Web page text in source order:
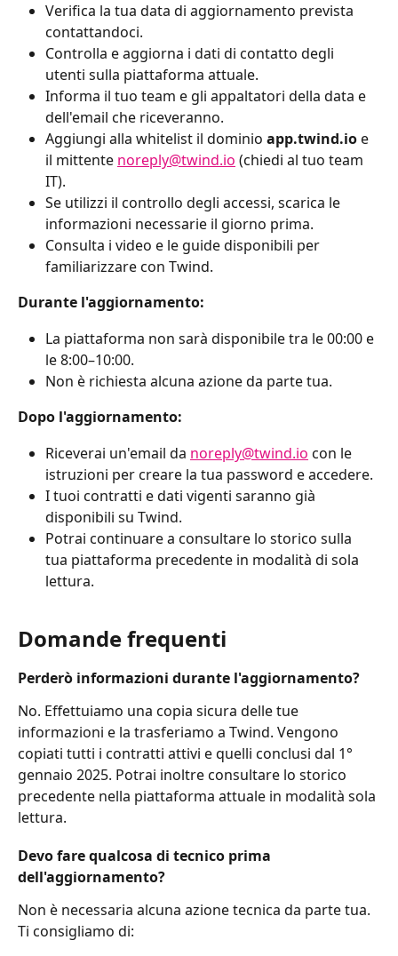
Verifica la tua data di aggiornamento prevista
contattandoci.
Controlla e aggiorna i dati di contatto degli
utenti sulla piattaforma attuale.
Informa il tuo team e gli appaltatori della data e
dell'email che riceveranno.
Aggiungi alla whitelist il dominio app.twind.io e
il mittente noreply@twind.io (chiedi al tuo team
IT).
Se utilizzi il controllo degli accessi, scarica le
informazioni necessarie il giorno prima.
Consulta i video e le guide disponibili per
familiarizzare con Twind.
Durante l'aggiornamento:
La piattaforma non sarà disponibile tra le 00:00 e
le 8:00–10:00.
Non è richiesta alcuna azione da parte tua.
Dopo l'aggiornamento:
Riceverai un'email da noreply@twind.io con le
istruzioni per creare la tua password e accedere.
I tuoi contratti e dati vigenti saranno già
disponibili su Twind.
Potrai continuare a consultare lo storico sulla
tua piattaforma precedente in modalità di sola
lettura.
Domande frequenti
Perderò informazioni durante l'aggiornamento?
No. Effettuiamo una copia sicura delle tue
informazioni e la trasferiamo a Twind. Vengono
copiati tutti i contratti attivi e quelli conclusi dal 1°
gennaio 2025. Potrai inoltre consultare lo storico
precedente nella piattaforma attuale in modalità sola
lettura.
Devo fare qualcosa di tecnico prima
dell'aggiornamento?
Non è necessaria alcuna azione tecnica da parte tua.
Ti consigliamo di: